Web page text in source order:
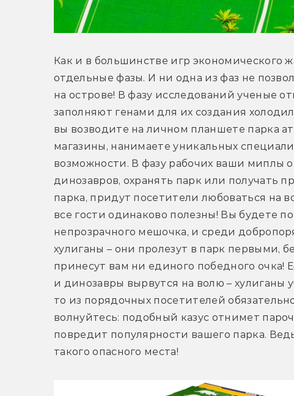
Как и в большинстве игр экономического
отдельные фазы. И ни одна из фаз не
на острове! В фазу исследований ученые
заполняют генами для их создания
вы возводите на личном планшете парка
магазины, нанимаете уникальных
возможности. В фазу рабочих ваши миплы
динозавров, охранять парк или получать
парка, придут посетители любоваться на
все гости одинаково полезны! Вы будете
непрозрачного мешочка, и среди
хулиганы – они пролезут в парк первыми,
принесут вам ни единого победного очка!
и динозавры вырвутся на волю – хулиганы
то из порядочных посетителей
волнуйтесь: подобный казус отнимет
повредит популярности вашего парка.
такого опасного места!